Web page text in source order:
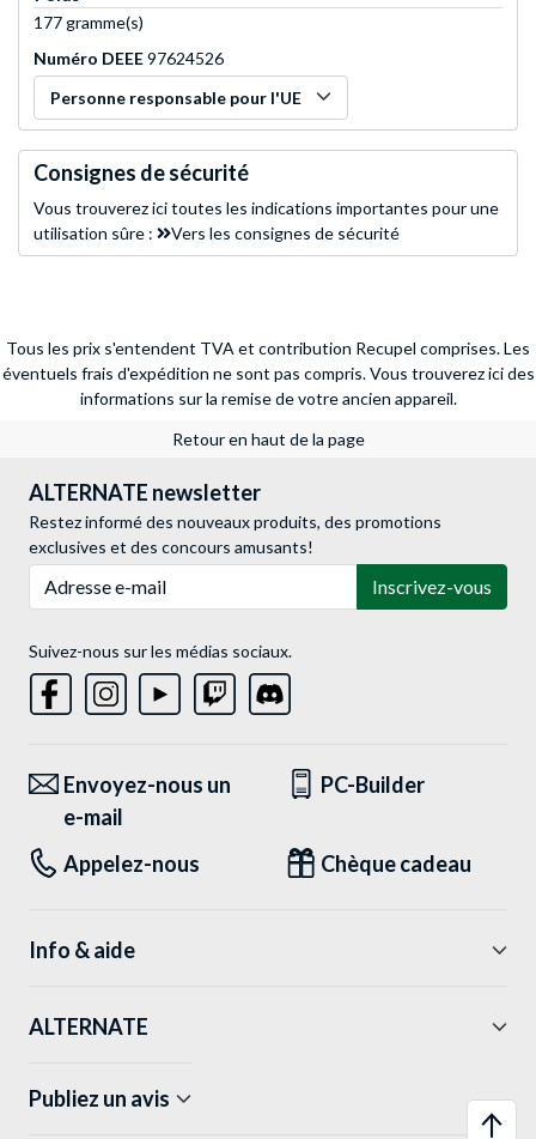
177 gramme(s)
Numéro DEEE97624526
Personne responsable pour l'UE
Consignes de sécurité
Vous trouverez ici toutes les indications importantes pour une
utilisation sûre :
Vers les consignes de sécurité
Tous les prix s'entendent TVA et contribution Recupel comprises. Les
éventuels frais d'expédition ne sont pas compris. Vous trouverez ici des
informations sur la remise de votre ancien appareil.
Retour en haut de la page
ALTERNATE newsletter
Restez informé des nouveaux produits, des promotions
exclusives et des concours amusants!
Inscrivez-vous
Suivez-nous sur les médias sociaux.
Envoyez-nous un
e-mail
PC-Builder
Appelez-nous Chèque cadeau
Info & aide
ALTERNATE
Publiez un avis